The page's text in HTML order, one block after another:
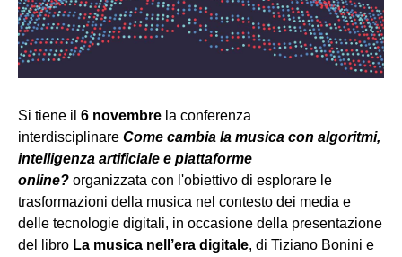
Si tiene il 6 novembre la conferenza
interdisciplinare Come cambia la musica con algoritmi,
intelligenza artificiale e piattaforme
online? organizzata con l'obiettivo di esplorare le
trasformazioni della musica nel contesto dei media e
delle tecnologie digitali, in occasione della presentazione
del libro La musica nell’era digitale, di Tiziano Bonini e